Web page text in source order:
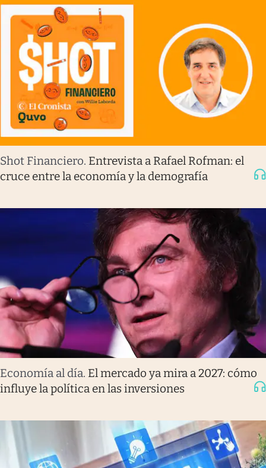
Shot Financiero. Entrevista a Rafael Rofman: el
cruce entre la economía y la demografía
Economía al día. El mercado ya mira a 2027: cómo
influye la política en las inversiones